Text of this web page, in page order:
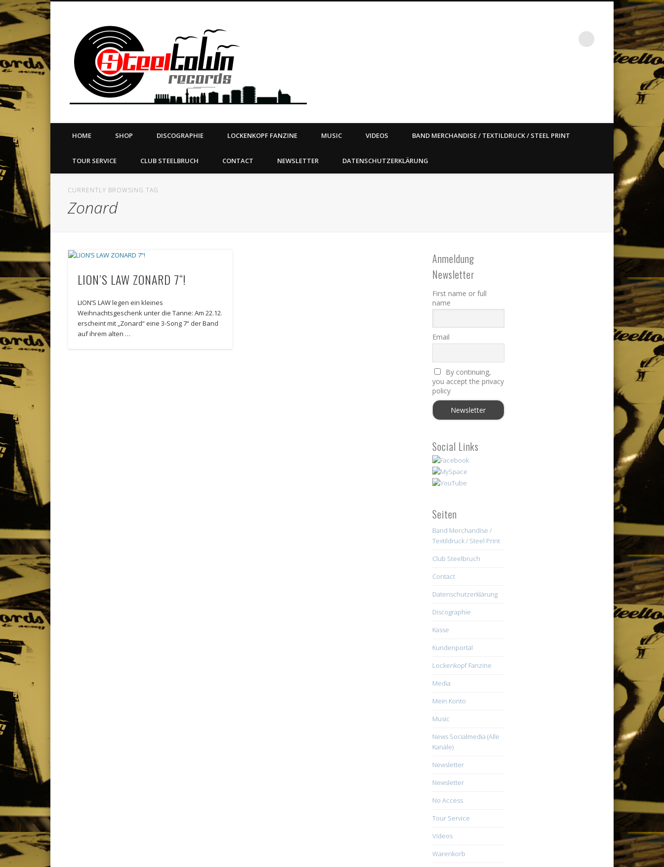
Steeltown Records – East ain`t dead so straight
LABEL | MERCH | PRINT | DIY | FANZINE | TOURSERVICE | BOOKING
VimeoDribble LinkedIn
HOME SHOP DISCOGRAPHIE LOCKENKOPF FANZINE MUSIC VIDEOS BAND MERCHANDISE / TEXTILDRUCK / STEEL PRINT
TOUR SERVICE CLUB STEELBRUCH CONTACT NEWSLETTER DATENSCHUTZERKLÄRUNG
CURRENTLY BROWSING TAG
Zonard
LION’S LAW ZONARD 7“!
LION’S LAW legen ein kleines
Weihnachtsgeschenk unter die Tanne: Am 22.12.
erscheint mit „Zonard“ eine 3-Song 7“ der Band
auf ihrem alten …
Anmeldung
Newsletter
First name or full
name
Email
By continuing,
you accept the privacy
policy
Social Links
Seiten
Band Merchandise /
Textildruck / Steel Print
Club Steelbruch
Contact
Datenschutzerklärung
Discographie
Kasse
Kundenportal
Lockenkopf Fanzine
Media
Mein Konto
Music
News Socialmedia (Alle
Kanäle)
Newsletter
Newsletter
No Access
Tour Service
Videos
Warenkorb